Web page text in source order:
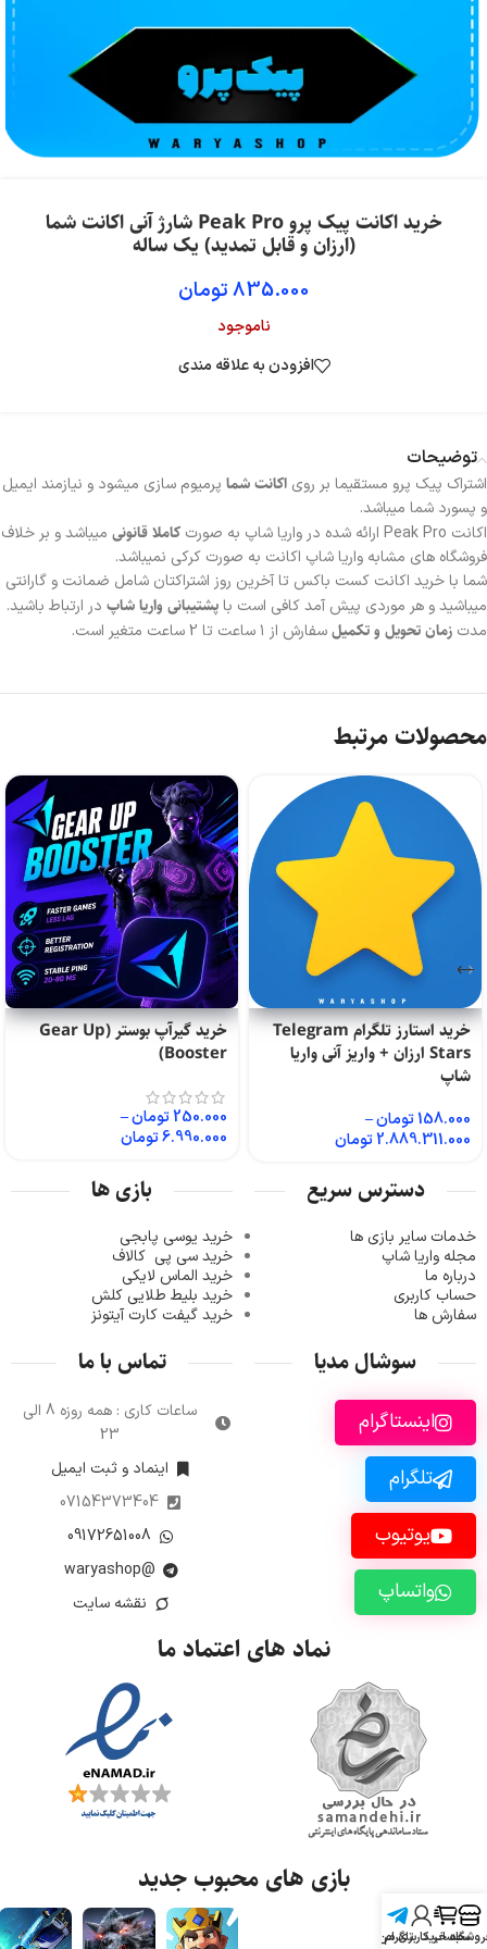
خرید اکانت پیک پرو Peak Pro شارژ آنی اکانت شما
(ارزان و قابل تمدید) یک ساله
835.000تومان
ناموجود
افزودن به علاقه مندی
توضیحات
اشتراک پیک پرو مستقیما بر روی اکانت شما پرمیوم سازی میشود و نیازمند ایمیل
و پسورد شما میباشد.
اکانت Peak Pro ارائه شده در واریا شاپ به صورت
کاملا قانونی میباشد و بر خلاف
فروشگاه های مشابه واریا شاپ اکانت به صورت کرکی نمیباشد.
شما با خرید اکانت کست باکس تا آخرین روز اشتراکتان شامل ضمانت و گارانتی
میباشید و هر موردی پیش آمد کافی است باپشتیبانی واریا شاپ در ارتباط باشید.
مدت زمان تحویل و تکمیلسفارش از ۱ ساعت تا 2 ساعت متغیر است.
محصولات مرتبط
خرید استارز تلگرام Telegram
Stars ارزان + واریز آنی واریا
شاپ
158.000تومان–
2.889.311.000تومان
خرید گیرآپ بوستر (Gear Up
Booster)
250.000تومان–
6.990.000تومان
دسترس سریع
خدمات سایر بازی ها
مجله واریا شاپ
درباره ما
حساب کاربری
سفارش ها
بازی ها
خرید یوسی پابجی
خرید سی پی کالاف
خرید الماس لایکی
خرید بلیط طلایی کلش
خرید گیفت کارت آیتونز
سوشال مدیا
اینستاگرام
تلگرام
یوتیوب
واتساپ
تماس با ما
ساعات کاری : همه روزه 8 الی
23
اینماد و ثبت ایمیل
07154373404
09172651008
@waryashop
نقشه سایت
نماد های اعتماد ما
بازی های محبوب جدید
سبد خرید
حساب کاربری من
تلگرام